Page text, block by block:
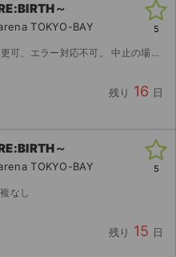
～
TOKYO-BAY
応不可。 中止の場合のみ返金いたします。
残り 16 日
5
～
TOKYO-BAY
なし
残り 15 日
5